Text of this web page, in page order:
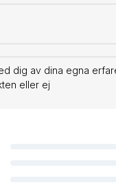
dig av dina egna
eller ej